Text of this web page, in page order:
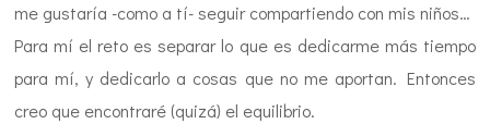
me gustaría -como a tí- seguir compartiendo con mis niños…
Para mí el reto es separar lo que es dedicarme más tiempo
para mí, y dedicarlo a cosas que no me aportan. Entonces
creo que encontraré (quizá) el equilibrio.